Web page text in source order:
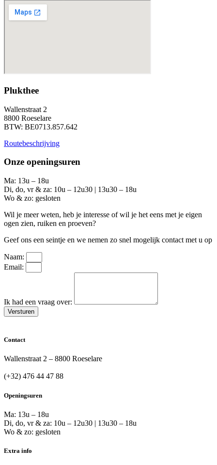
Plukthee
Wallenstraat 2
8800 Roeselare
BTW: BE0713.857.642
Routebeschrijving
Onze openingsuren
Ma: 13u – 18u
Di, do, vr & za: 10u – 12u30 | 13u30 – 18u
Wo & zo: gesloten
Wil je meer weten, heb je interesse of wil je het eens met je eigen
ogen zien, ruiken en proeven?
Geef ons een seintje en we nemen zo snel mogelijk contact met u op
Naam:
Email:
Ik had een vraag over:
Versturen
Contact
Wallenstraat 2 – 8800 Roeselare
(+32) 476 44 47 88
Openingsuren
Ma: 13u – 18u
Di, do, vr & za: 10u – 12u30 | 13u30 – 18u
Wo & zo: gesloten
Extra info